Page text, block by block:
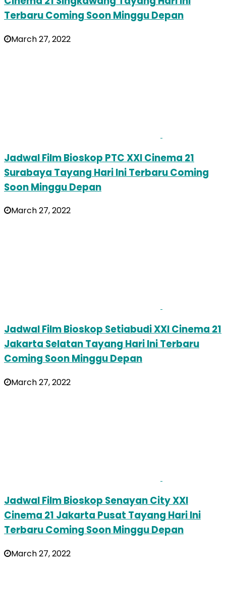
Terbaru Coming Soon Minggu Depan
March 27, 2022
Jadwal Film Bioskop PTC XXI Cinema 21
Surabaya Tayang Hari Ini Terbaru Coming
Soon Minggu Depan
March 27, 2022
Jadwal Film Bioskop Setiabudi XXI Cinema 21
Jakarta Selatan Tayang Hari Ini Terbaru
Coming Soon Minggu Depan
March 27, 2022
Jadwal Film Bioskop Senayan City XXI
Cinema 21 Jakarta Pusat Tayang Hari Ini
Terbaru Coming Soon Minggu Depan
March 27, 2022